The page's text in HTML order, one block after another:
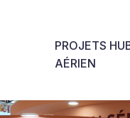
PROJETS
AÉRIEN